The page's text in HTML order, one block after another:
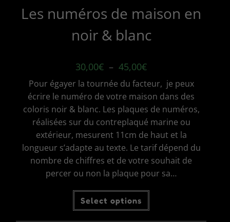
Les numéros de maison en
noir & blanc
30,00€ – 45,00€Plage
de
30,00€
à
45,00€
Pour égayer la tournée du facteur, je peux
écrire le numéro de votre maison dans des
coloris noir & blanc. Les plaques de numéros,
réalisées sur du contreplaqué marine ou
extérieur, mesurent 11cm de haut et la
longueur s’adapte au texte. Le tarif dépend du
nombre de chiffres et de votre souhait de
percer ou non la plaque pour sa…
Select options
Ce